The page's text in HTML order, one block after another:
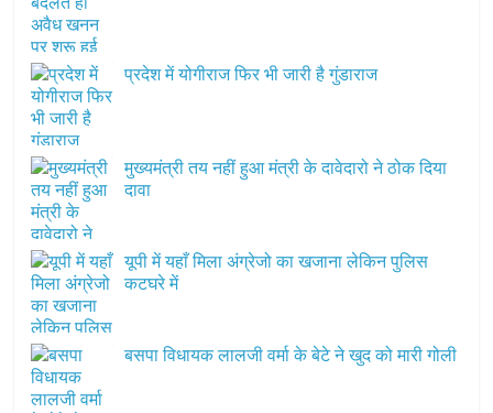
प्रदेश में योगीराज फिर भी जारी है गुंडाराज
मुख्यमंत्री तय नहीं हुआ मंत्री के दावेदारो ने ठोक दिया
दावा
यूपी में यहाँ मिला अंग्रेजो का खजाना लेकिन पुलिस
कटघरे में
बसपा विधायक लालजी वर्मा के बेटे ने खुद को मारी गोली